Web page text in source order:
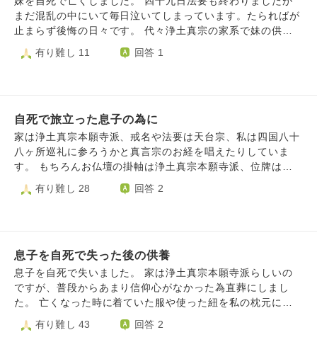
ものですか？ もしその土地が嫌な場所になっているのだと
して…それは永遠に続きますか？お祓い等しても、そこで死
んだ方、土地に救いはないのでしょうか？ 私たちがその土
地を見つけ、今こうして前向きに検討している…というの
気をつけた家を設計してもらう予定です。
あり、私ごときが彼女の拠り所や支えになれた可能性なんて
なかったとは思うのですが、なんだか悔やまれて仕方ありま
が待ってるなんて聞いたことがあります。彼女は死んで尚苦
でしょうか……
まだ混乱の中にいて毎日泣いてしまっています。たらればが
止まらず後悔の日々です。 代々浄土真宗の家系で妹の供養
もそのしきたりで行われましたが、わからないことがあるの
でよろしければいくつか教えて頂きたいです。 ①浄土真宗で
らどうなるのでしょう。魂があるのかどうかもわかりません
が、どこか彷徨って迷子になっていないかとすごく心配で
す。 ②他の宗派だと節目の法要に追善供養の意味があります
が、すぐに成仏する浄土真宗の節目の法要の意味合いを捉え
感覚がよく分からず…モヤモヤした質問でわかりづらくすみ
す。成仏して苦しみも何もないなら大いに結構なはずなので
すが、後悔の感情のやり場を失っています。エゴなのはわか
っていますが気持ちが追いつきません。本当にもう何もでき
ないのでしょうか。死別とはそういうことなのでしょうか。
です。何を信じて頼ればいいかもわかりません。 色々と的
有り難し 11 回答 1
自死で旅立った息子の為に
家は浄土真宗本願寺派、戒名や法要は天台宗、私は四国八十
八ヶ所巡礼に参ろうかと真言宗のお経を唱えたりしていま
す。 もちろんお仏壇の掛軸は浄土真宗本願寺派、位牌は天
台宗で開眼供養をしており毎朝夕私はどうしたら良いのか分
からず開経偈、懴悔文、般若心経、回向文を唱えておりま
有り難し 28 回答 2
息子を自死で失った後の供養
息子を自死で失いました。 家は浄土真宗本願寺派らしいの
ですが、普段からあまり信仰心がなかった為直葬にしまし
た。 亡くなった時に着ていた服や使った紐を私の枕元に置
いているのですが、供養してあげた方が良いのか悩んでいま
す。 お坊さんをお呼びし読経してもらった方が良いのでし
有り難し 43 回答 2